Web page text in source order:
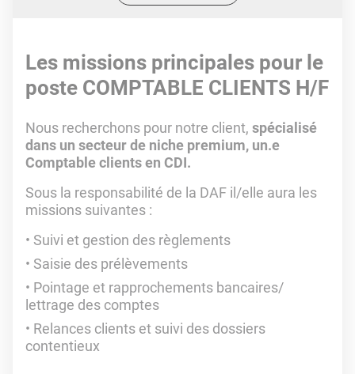
Les missions principales pour le
poste COMPTABLE CLIENTS H/F
Nous recherchons pour notre client, spécialisé
dans un secteur de niche premium, un.e
Comptable clients en CDI.
Sous la responsabilité de la DAF il/elle aura les
missions suivantes :
Suivi et gestion des règlements
Saisie des prélèvements
Pointage et rapprochements bancaires/
lettrage des comptes
Relances clients et suivi des dossiers
contentieux